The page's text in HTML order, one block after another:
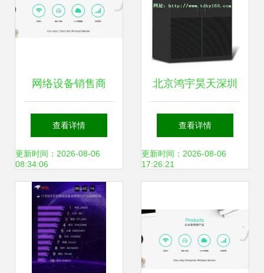
网络设备销售商
Ubiquiti发生数据泄
露 官方建议立即修
改账号密码
查看详情
更新时间：2026-08-06
08:34:06
北京鸿宇昊天深圳
分公司热卖促销 优
质换热制冷空调设
查看详情
更新时间：2026-08-06
17:26:21